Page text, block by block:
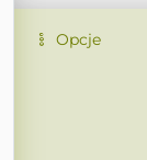
Opcje